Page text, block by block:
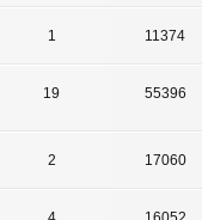
1 11374
19 55396
2 17060